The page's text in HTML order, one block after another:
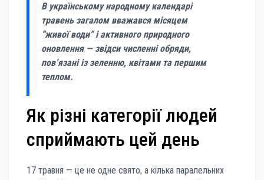
В українському народному календарі
травень загалом вважався місяцем
“живої води” і активного природного
оновлення — звідси численні обряди,
пов’язані із зеленню, квітами та першим
теплом.
Як різні категорії людей
сприймають цей день
17 травня — це не одне свято, а кілька паралельних